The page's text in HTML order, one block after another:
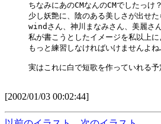
ちなみにあのCMなんのCMでしたっけ？
少し妖艶に、陰のある美しさが出せた
windさん、神川まなみさん、美麗さ
私が書こうとしたイメージを私以上
もっと練習しなければいけませんよね
実はこれに白で短歌を作っていれる
[2002/01/03 00:02:44]